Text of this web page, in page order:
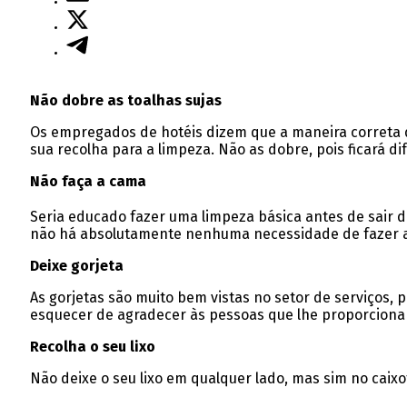
Não dobre as toalhas sujas
Os empregados de hotéis dizem que a maneira
sua recolha para a limpeza. Não as dobre, pois ficará
Não faça a cama
Seria educado fazer uma limpeza básica antes de
não há absolutamente nenhuma necessidade de fazer
Deixe gorjeta
As gorjetas são muito bem vistas no setor de
esquecer de agradecer às pessoas que lhe
Recolha o seu lixo
Não deixe o seu lixo em qualquer lado, mas sim no